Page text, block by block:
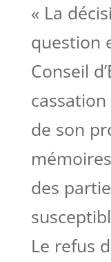
« La
question
Conseil
de son
des
Le refus